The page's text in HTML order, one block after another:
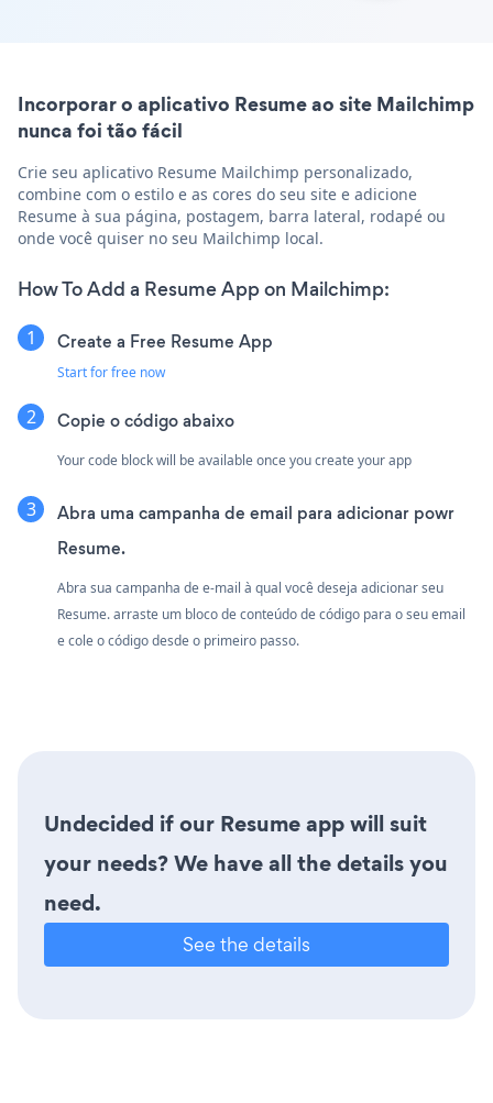
Incorporar o aplicativo Resume ao site Mailchimp
nunca foi tão fácil
Crie seu aplicativo Resume Mailchimp personalizado,
combine com o estilo e as cores do seu site e adicione
Resume à sua página, postagem, barra lateral, rodapé ou
onde você quiser no seu Mailchimp local.
How To Add a Resume App on Mailchimp:
Create a Free Resume App
Start for free now
Copie o código abaixo
Your code block will be available once you create your app
Abra uma campanha de email para adicionar powr
Resume.
Abra sua campanha de e-mail à qual você deseja adicionar seu
Resume. arraste um bloco de conteúdo de código para o seu email
e cole o código desde o primeiro passo.
Undecided if our Resume app will suit
your needs? We have all the details you
need.
See the details